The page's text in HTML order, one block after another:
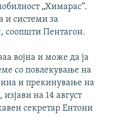
„Химарас“.
и системи за
соопшти Пентагон.
војна и може да ја
со повлекување на
и прекинување на
на 14 август
секретар Ентони